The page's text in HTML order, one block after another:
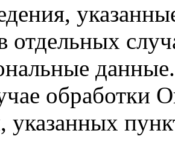
отдельных
данные.
обработки
указанных